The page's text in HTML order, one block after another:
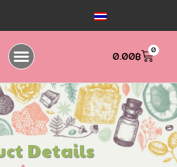
0.00฿ 0
Details